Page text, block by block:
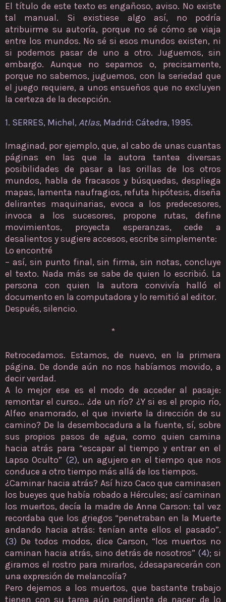
El título de este texto es engañoso, aviso. No existe
tal manual. Si existiese algo así, no podría
atribuirme su autoría, porque no sé cómo se viaja
entre los mundos. No sé si esos mundos existen, ni
si podemos pasar de uno a otro. Juguemos, sin
embargo. Aunque no sepamos o, precisamente,
porque no sabemos, juguemos, con la seriedad que
el juego requiere, a unos ensueños que no excluyen
la certeza de la decepción.
1. SERRES, Michel, Atlas, Madrid: Cátedra, 1995.
Imaginad, por ejemplo, que, al cabo de unas cuantas
páginas en las que la autora tantea diversas
posibilidades de pasar a las orillas de los otros
mundos, habla de fracasos y búsquedas, despliega
mapas, lamenta naufragios, refuta hipótesis, diseña
delirantes maquinarias, evoca a los predecesores,
invoca a los sucesores, propone rutas, define
movimientos, proyecta esperanzas, cede a
desalientos y sugiere accesos, escribe simplemente:
Lo encontré
– así, sin punto final, sin firma, sin notas, concluye
el texto. Nada más se sabe de quien lo escribió. La
persona con quien la autora convivía halló el
documento en la computadora y lo remitió al editor.
Después, silencio.
*
Retrocedamos. Estamos, de nuevo, en la primera
página. De donde aún no nos habíamos movido, a
decir verdad.
A lo mejor ese es el modo de acceder al pasaje:
remontar el curso… ¿de un río? ¿Y si es el propio río,
Alfeo enamorado, el que invierte la dirección de su
camino? De la desembocadura a la fuente, sí, sobre
sus propios pasos de agua, como quien camina
hacia atrás para “escapar al tiempo y entrar en el
Lapso Oculto” (2), un agujero en el tiempo que nos
conduce a otro tiempo más allá de los tiempos.
¿Caminar hacia atrás? Así hizo Caco que caminasen
los bueyes que había robado a Hércules; así caminan
los muertos, decía la madre de Anne Carson: tal vez
recordaba que los griegos “penetraban en la Muerte
andando hacia atrás: tenían ante ellos el pasado”.
(3) De todos modos, dice Carson, “los muertos no
caminan hacia atrás, sino detrás de nosotros” (4); si
giramos el rostro para mirarlos, ¿desaparecerán con
una expresión de melancolía?
Pero dejemos a los muertos, que bastante trabajo
tienen con su tarea aún pendiente de nacer; de lo